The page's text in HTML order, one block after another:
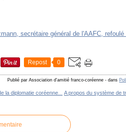
Repost 0
Publié par Association d'amitié franco-coréenne - dans
la diplomatie coréenne... A propos du système de